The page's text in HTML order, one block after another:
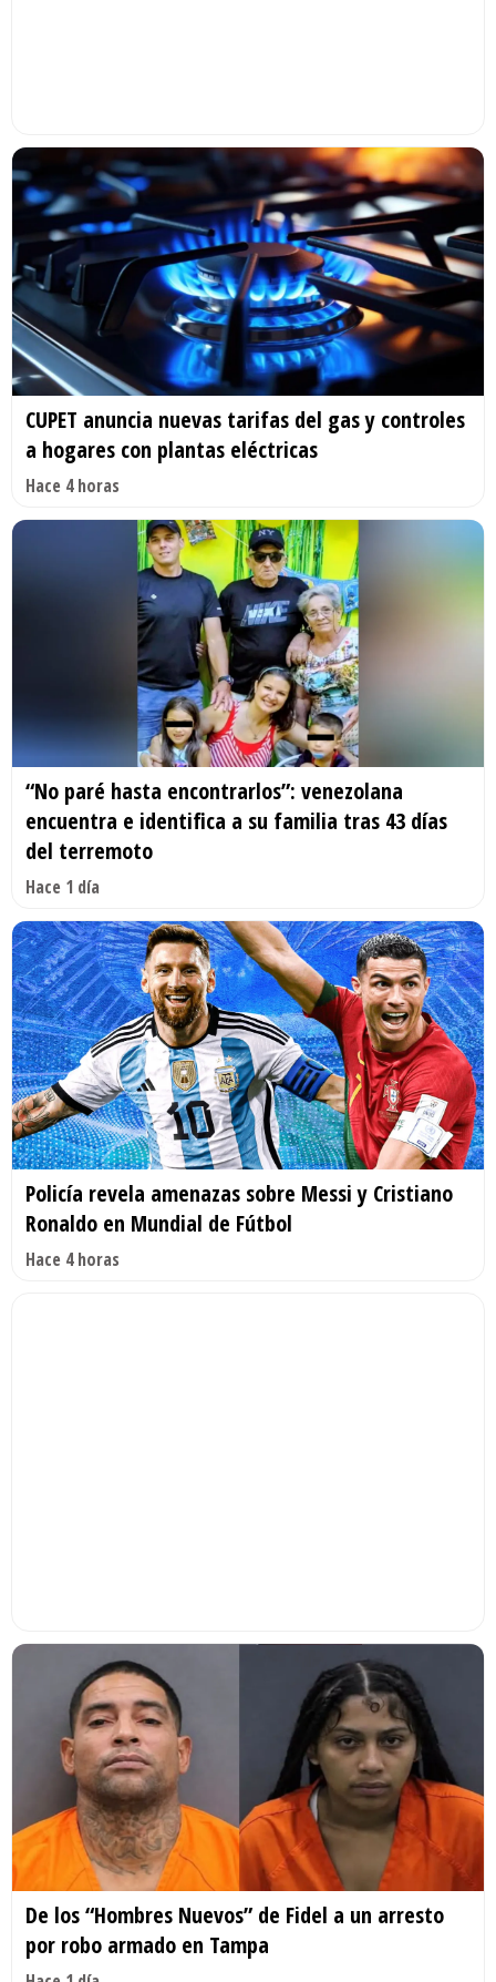
CUPET anuncia nuevas tarifas del gas y controles
a hogares con plantas eléctricas
Hace 4 horas
“No paré hasta encontrarlos”: venezolana
encuentra e identifica a su familia tras 43 días
del terremoto
Hace 1 día
Policía revela amenazas sobre Messi y Cristiano
Ronaldo en Mundial de Fútbol
Hace 4 horas
De los “Hombres Nuevos” de Fidel a un arresto
por robo armado en Tampa